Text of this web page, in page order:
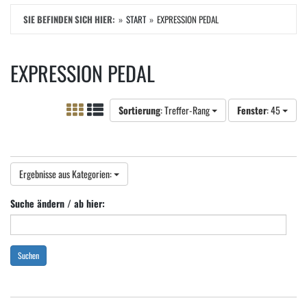
SIE BEFINDEN SICH HIER: START EXPRESSION PEDAL
EXPRESSION PEDAL
Sortierung: Treffer-Rang Fenster: 45
Ergebnisse aus Kategorien:
Suche ändern / ab hier:
Suchen